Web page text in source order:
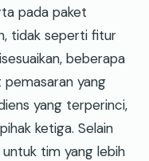
pada paket
tidak seperti fitur
beberapa
yang
yang terperinci,
ketiga. Selain
tim yang lebih